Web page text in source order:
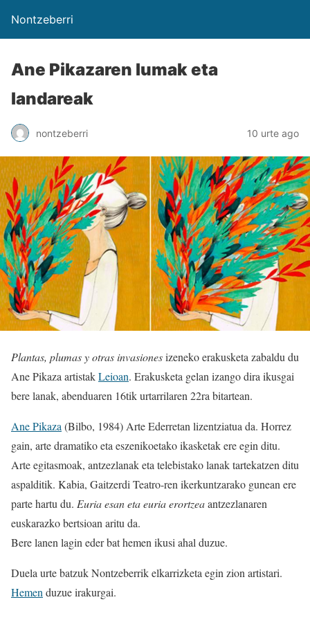
Nontzeberri
Ane Pikazaren lumak eta
landareak
nontzeberri 10 urte ago
Plantas, plumas y otras invasionesizeneko erakusketa zabaldu du
Ane Pikaza artistakLeioan. Erakusketa gelan izango dira ikusgai
bere lanak, abenduaren 16tik urtarrilaren 22ra bitartean.
Ane Pikaza(Bilbo, 1984) Arte Ederretan lizentziatua da. Horrez
gain, arte dramatiko eta eszenikoetako ikasketak ere egin ditu.
Arte egitasmoak, antzezlanak eta telebistako lanak tartekatzen ditu
aspalditik. Kabia, Gaitzerdi Teatro-ren ikerkuntzarako gunean ere
parte hartu du. Euria esan eta euria erortzeaantzezlanaren
euskarazko bertsioan aritu da.
Bere lanen lagin eder bat hemen ikusi ahal duzue.
Duela urte batzuk Nontzeberrik elkarrizketa egin zion artistari.
Hemenduzue irakurgai.